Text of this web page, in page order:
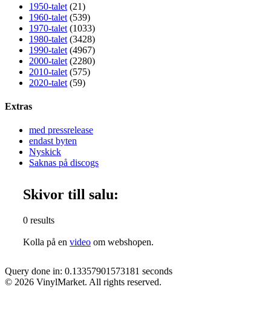
1950-talet (21)
1960-talet (539)
1970-talet (1033)
1980-talet (3428)
1990-talet (4967)
2000-talet (2280)
2010-talet (575)
2020-talet (59)
Extras
med pressrelease
endast byten
Nyskick
Saknas på discogs
Skivor till salu:
0 results
Kolla på en video om webshopen.
Query done in: 0.13357901573181 seconds
© 2026 VinylMarket. All rights reserved.